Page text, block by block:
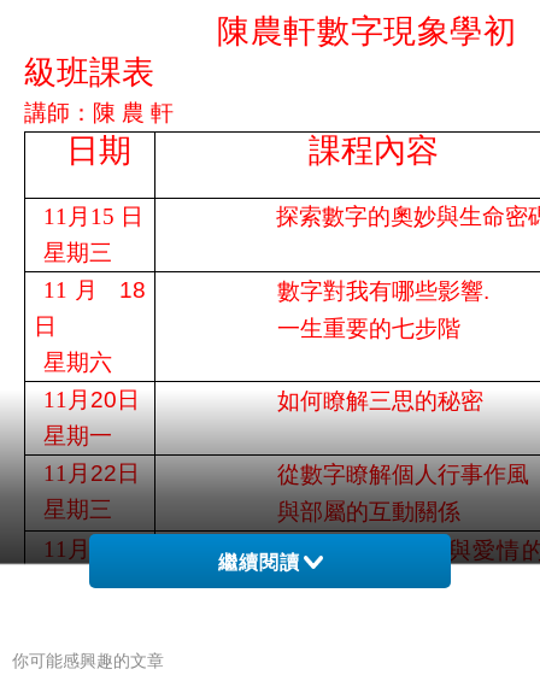
陳農軒數字現象學初
級班課表
講師 ：陳 農 軒
日期 課程內容
11 月 15 日
星期三
探索數字的奧妙與生命密
11 月
18
日
星期六
數字對我有哪些影響.
一生重要的七步階
11 月 20 日
星期一
如何瞭解三思的秘密
11 月 22 日
星期三
從數字瞭解個人行事作風
與部屬的互動關係
11 月
星期六
從數字瞭解親情與愛情
係
繼續閱讀
你可能感興趣的文章